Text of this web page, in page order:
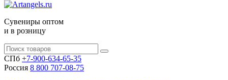
Сувениры оптом
и в розницу
СПб +7-900-634-65-35
Россия 8 800 707-08-75